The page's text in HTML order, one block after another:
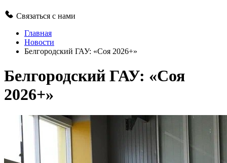
Связаться с нами
Главная
Новости
Белгородский ГАУ: «Соя 2026+»
Белгородский ГАУ: «Соя
2026+»